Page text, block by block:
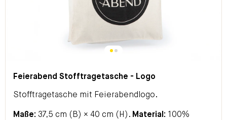
Feierabend Stofftragetasche - Logo
Stofftragetasche mit Feierabendlogo.
Maße: 37,5 cm (B) × 40 cm (H). Material: 100%